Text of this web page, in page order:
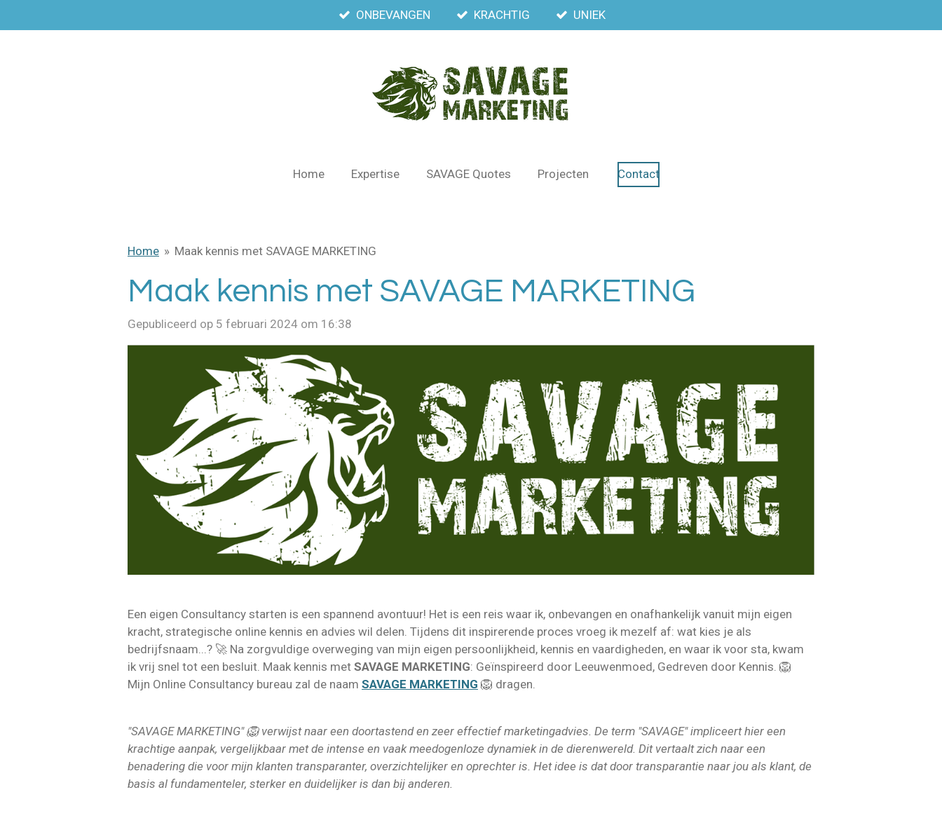
direct
ONBEVANGEN KRACHTIG UNIEK
Home Expertise SAVAGE Quotes Projecten Contact
Home » Maak kennis met SAVAGE MARKETING
Maak kennis met SAVAGE MARKETING
Gepubliceerd op 5 februari 2024 om 16:38
Een eigen Consultancy starten is een spannend avontuur! Het is een reis waar ik, onbevangen en onafhankelijk vanuit mijn eigen
kracht, strategische online kennis en advies wil delen. Tijdens dit inspirerende proces vroeg ik mezelf af: wat kies je als
bedrijfsnaam...? 🚀 Na zorgvuldige overweging van mijn eigen persoonlijkheid, kennis en vaardigheden, en waar ik voor sta, kwam
ik vrij snel tot een besluit. Maak kennis met SAVAGE MARKETING: Geïnspireerd door Leeuwenmoed, Gedreven door Kennis. 🦁
Mijn Online Consultancy bureau zal de naam SAVAGE MARKETING 🦁 dragen.
"SAVAGE MARKETING" 🦁 verwijst naar een doortastend en zeer effectief marketingadvies. De term "SAVAGE" impliceert hier een
krachtige aanpak, vergelijkbaar met de intense en vaak meedogenloze dynamiek in de dierenwereld. Dit vertaalt zich naar een
benadering die voor mijn klanten transparanter, overzichtelijker en oprechter is. Het idee is dat door transparantie naar jou als klant, de
basis al fundamenteler, sterker en duidelijker is dan bij anderen.